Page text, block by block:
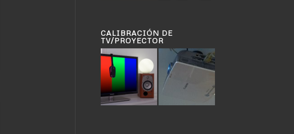
CALIBRACIÓN DE
TV/PROYECTOR